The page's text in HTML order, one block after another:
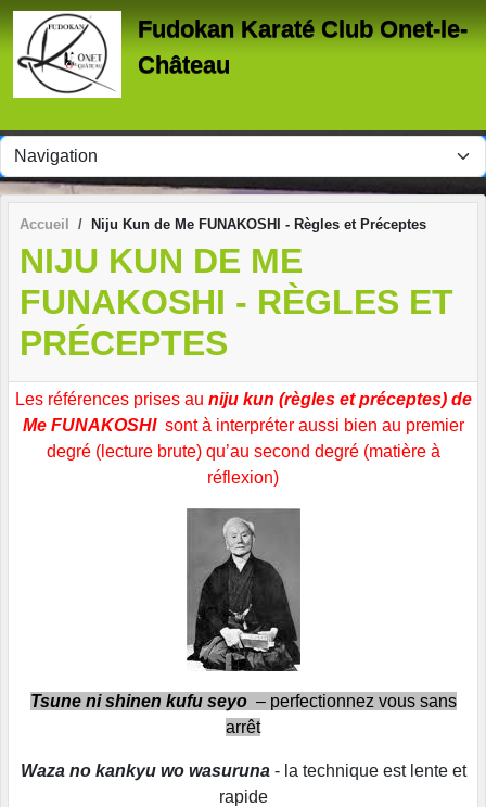
Fudokan Karaté Club Onet-le-
Château
Accueil Niju Kun de Me FUNAKOSHI - Règles et Préceptes
NIJU KUN DE ME
FUNAKOSHI - RÈGLES ET
PRÉCEPTES
Les références prises au niju kun (règles et préceptes) de
Me FUNAKOSHIsont à interpréter aussi bien au premier
degré (lecture brute) qu’au second degré (matière à
réflexion)
Tsune ni shinen kufu seyo – perfectionnez vous sans
arrêt
Waza no kankyu wo wasuruna- la technique est lente et
rapide
Panneau de gestion des cookies